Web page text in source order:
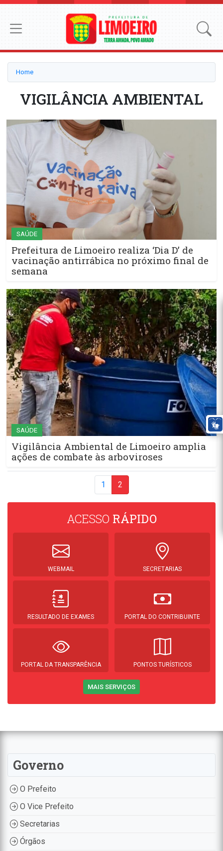
Home
VIGILÂNCIA AMBIENTAL
SAÚDE
Prefeitura de Limoeiro realiza ‘Dia D’ de
vacinação antirrábica no próximo final de
semana
SAÚDE
Vigilância Ambiental de Limoeiro amplia
ações de combate às arboviroses
1 2
ACESSO RÁPIDO
WEBMAIL SECRETARIAS
RESULTADO DE EXAMES PORTAL DO CONTRIBUINTE
PORTAL DA TRANSPARÊNCIA PONTOS TURÍSTICOS
MAIS SERVIÇOS
Governo
O Prefeito
O Vice Prefeito
Secretarias
Órgãos